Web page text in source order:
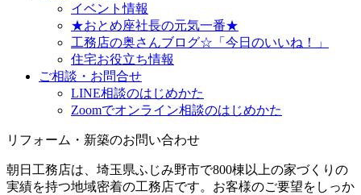
イベント情報
★おとめ座社長の元気一番★
工務店の奥さんブログ☆「今日のいいね！」
住宅お役立ち情報
ご相談・お問合せ
LINE相談のはじめかた
Zoomでオンライン相談のはじめかた
リフォーム・新築のお問い合わせ
朝日工務店は、埼玉県ふじみ野市で800棟以上の家づくりの
実績を持つ地域密着の工務店です。お客様のご要望をしっか